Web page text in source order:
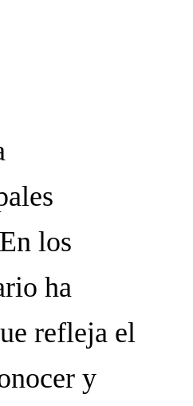
los
ha
refleja el
y